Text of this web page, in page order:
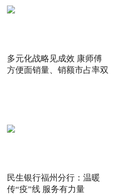
多元化战略见成效 康师傅
方便面销量、销额市占率双
民生银行福州分行：温暖
传“疫”线 服务有力量